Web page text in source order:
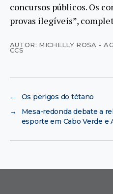
concursos públicos. Os
provas ilegíveis”,
AUTOR: MICHELLY ROSA -
CCS
←
Os perigos do tétano
→
Mesa-redonda debate a
esporte em Cabo Verde e